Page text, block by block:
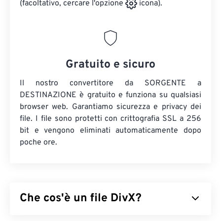
(facoltativo, cercare l'opzione icona).
Gratuito e sicuro
Il nostro convertitore da SORGENTE a
DESTINAZIONE è gratuito e funziona su qualsiasi
browser web. Garantiamo sicurezza e privacy dei
file. I file sono protetti con crittografia SSL a 256
bit e vengono eliminati automaticamente dopo
poche ore.
Che cos'è un file DivX?